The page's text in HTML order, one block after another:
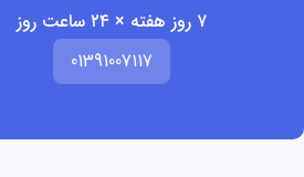
۷ روز هفته × ۲۴ ساعت روز
01391007117